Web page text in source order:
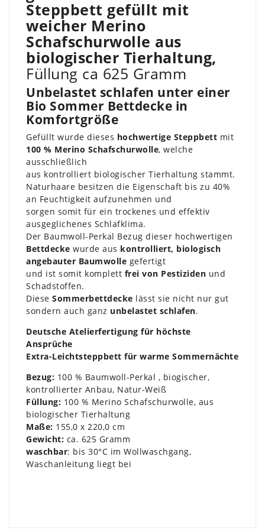
Steppbett gefüllt mit
weicher Merino
Schafschurwolle aus
biologischer Tierhaltung,
Füllung ca 625 Gramm
Unbelastet schlafen unter einer
Bio Sommer Bettdecke in
Komfortgröße
Gefüllt wurde dieses hochwertige Steppbett mit
100 % Merino Schafschurwolle, welche
ausschließlich
aus kontrolliert biologischer Tierhaltung stammt.
Naturhaare besitzen die Eigenschaft bis zu 40%
an Feuchtigkeit aufzunehmen und
sorgen somit für ein trockenes und effektiv
ausgeglichenes Schlafklima.
Der Baumwoll-Perkal Bezug dieser hochwertigen
Bettdecke wurde aus kontrolliert, biologisch
angebauter Baumwolle gefertigt
und ist somit komplett frei von Pestiziden und
Schadstoffen.
Diese Sommerbettdecke lässt sie nicht nur gut
sondern auch ganz unbelastet schlafen.
Deutsche Atelierfertigung für höchste
Ansprüche
Extra-Leichtsteppbett für warme Sommernächte
Bezug: 100 % Baumwoll-Perkal , biogischer,
kontrollierter Anbau, Natur-Weiß
Füllung: 100 % Merino Schafschurwolle, aus
biologischer Tierhaltung
Maße: 155,0 x 220,0 cm
Gewicht: ca. 625 Gramm
waschbar: bis 30°C im Wollwaschgang,
Waschanleitung liegt bei